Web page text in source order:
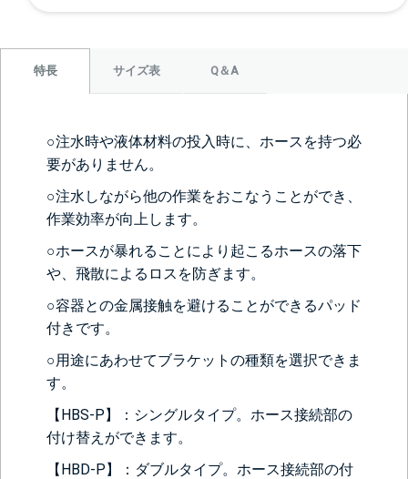
特長 サイズ表 Q＆A
○注水時や液体材料の投入時に、ホースを持つ必
要がありません。
○注水しながら他の作業をおこなうことができ、
作業効率が向上します。
○ホースが暴れることにより起こるホースの落下
や、飛散によるロスを防ぎます。
○容器との金属接触を避けることができるパッド
付きです。
○用途にあわせてブラケットの種類を選択できま
す。
【HBS-P】：シングルタイプ。ホース接続部の
付け替えができます。
【HBD-P】：ダブルタイプ。ホース接続部の付